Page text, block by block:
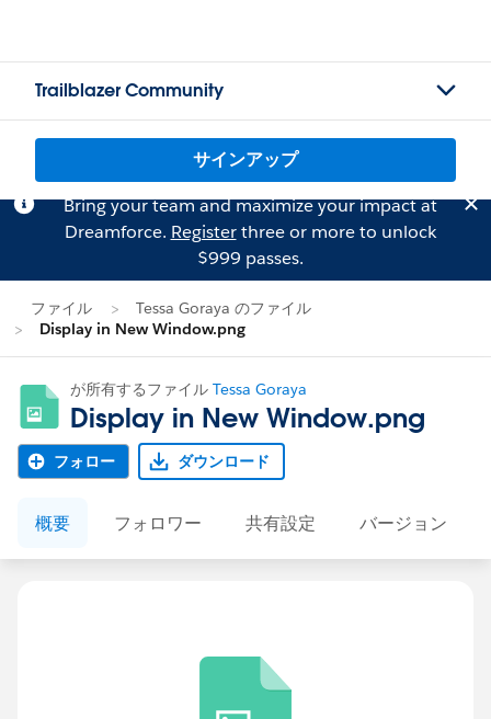
Trailblazer Community
サインアップ
Bring your team and maximize your impact at
Dreamforce. Registerthree or more to unlock
$999 passes.
ファイル
Tessa Goraya のファイル
Display in New Window.png
が所有するファイル Tessa Goraya
Display in New Window.png
フォロー ダウンロード
概要 フォロワー 共有設定 バージョン